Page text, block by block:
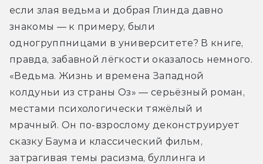
если злая ведьма и добрая Глинда давно
знакомы — к примеру, были
одногруппницами в университете? В книге,
правда, забавной лёгкости оказалось немного.
«Ведьма. Жизнь и времена Западной
колдуньи из страны Оз» — серьёзный роман,
местами психологически тяжёлый и
мрачный. Он по-взрослому деконструирует
сказку Баума и классический фильм,
затрагивая темы расизма, буллинга и